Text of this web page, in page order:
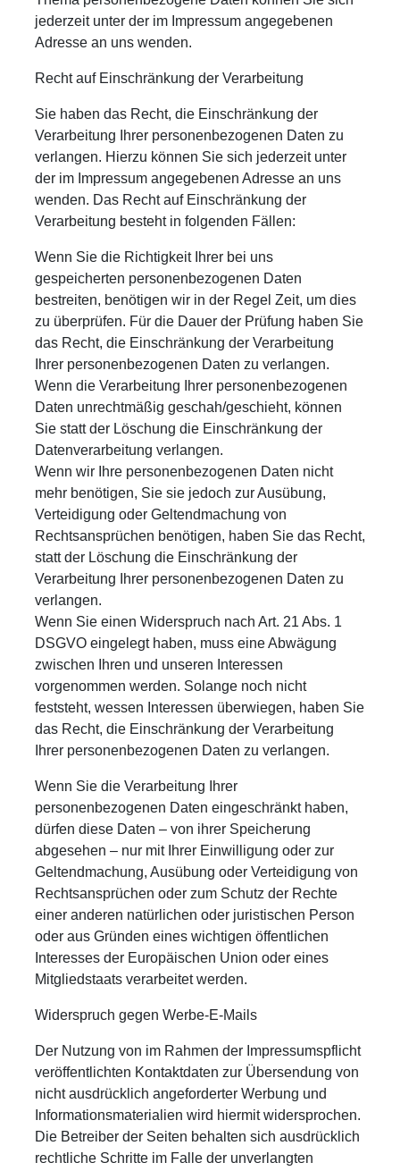
jederzeit unter der im Impressum angegebenen
Adresse an uns wenden.
Recht auf Einschränkung der Verarbeitung
Sie haben das Recht, die Einschränkung der
Verarbeitung Ihrer personenbezogenen Daten zu
verlangen. Hierzu können Sie sich jederzeit unter
der im Impressum angegebenen Adresse an uns
wenden. Das Recht auf Einschränkung der
Verarbeitung besteht in folgenden Fällen:
Wenn Sie die Richtigkeit Ihrer bei uns
gespeicherten personenbezogenen Daten
bestreiten, benötigen wir in der Regel Zeit, um dies
zu überprüfen. Für die Dauer der Prüfung haben Sie
das Recht, die Einschränkung der Verarbeitung
Ihrer personenbezogenen Daten zu verlangen.
Wenn die Verarbeitung Ihrer personenbezogenen
Daten unrechtmäßig geschah/geschieht, können
Sie statt der Löschung die Einschränkung der
Datenverarbeitung verlangen.
Wenn wir Ihre personenbezogenen Daten nicht
mehr benötigen, Sie sie jedoch zur Ausübung,
Verteidigung oder Geltendmachung von
Rechtsansprüchen benötigen, haben Sie das Recht,
statt der Löschung die Einschränkung der
Verarbeitung Ihrer personenbezogenen Daten zu
verlangen.
Wenn Sie einen Widerspruch nach Art. 21 Abs. 1
DSGVO eingelegt haben, muss eine Abwägung
zwischen Ihren und unseren Interessen
vorgenommen werden. Solange noch nicht
feststeht, wessen Interessen überwiegen, haben Sie
das Recht, die Einschränkung der Verarbeitung
Ihrer personenbezogenen Daten zu verlangen.
Wenn Sie die Verarbeitung Ihrer
personenbezogenen Daten eingeschränkt haben,
dürfen diese Daten – von ihrer Speicherung
abgesehen – nur mit Ihrer Einwilligung oder zur
Geltendmachung, Ausübung oder Verteidigung von
Rechtsansprüchen oder zum Schutz der Rechte
einer anderen natürlichen oder juristischen Person
oder aus Gründen eines wichtigen öffentlichen
Interesses der Europäischen Union oder eines
Mitgliedstaats verarbeitet werden.
Widerspruch gegen Werbe-E-Mails
Der Nutzung von im Rahmen der Impressumspflicht
veröffentlichten Kontaktdaten zur Übersendung von
nicht ausdrücklich angeforderter Werbung und
Informationsmaterialien wird hiermit widersprochen.
Die Betreiber der Seiten behalten sich ausdrücklich
rechtliche Schritte im Falle der unverlangten